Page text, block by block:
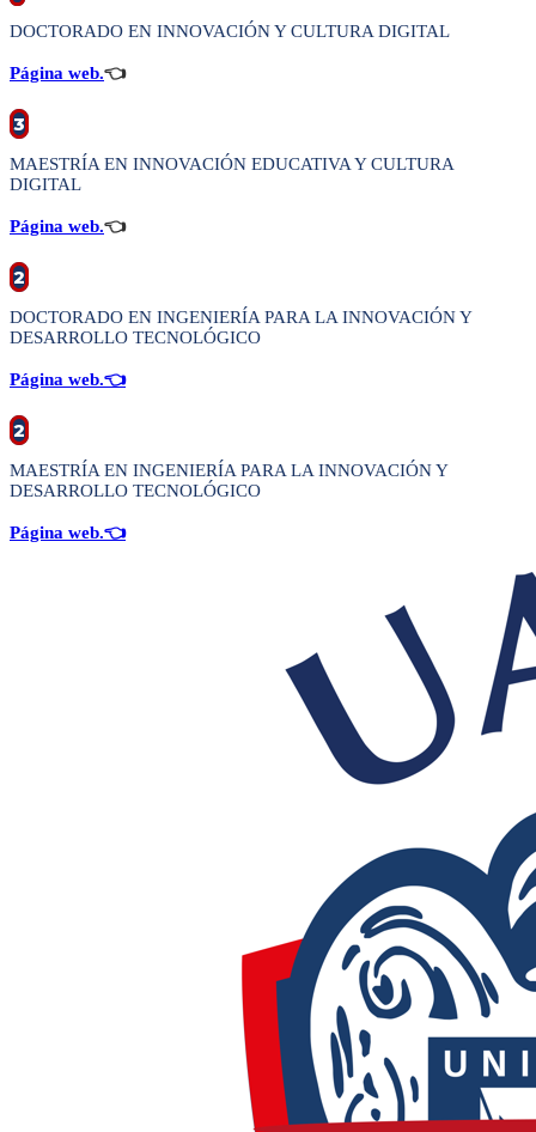
DOCTORADO EN INNOVACIÓN Y CULTURA DIGITAL
Página web.👈
3
MAESTRÍA EN INNOVACIÓN EDUCATIVA Y CULTURA
DIGITAL
Página web.👈
2
DOCTORADO EN INGENIERÍA PARA LA INNOVACIÓN Y
DESARROLLO TECNOLÓGICO
Página web.👈
2
MAESTRÍA EN INGENIERÍA PARA LA INNOVACIÓN Y
DESARROLLO TECNOLÓGICO
Página web.👈